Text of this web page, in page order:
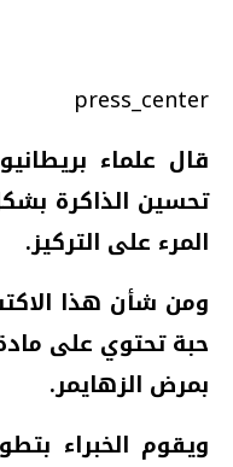
press_center
قال علماء
تحسين الذاكرة
المرء على التركيز.
ومن شأن هذا
حبة تحتوي على
بمرض الزهايمر.
ويقوم الخبراء